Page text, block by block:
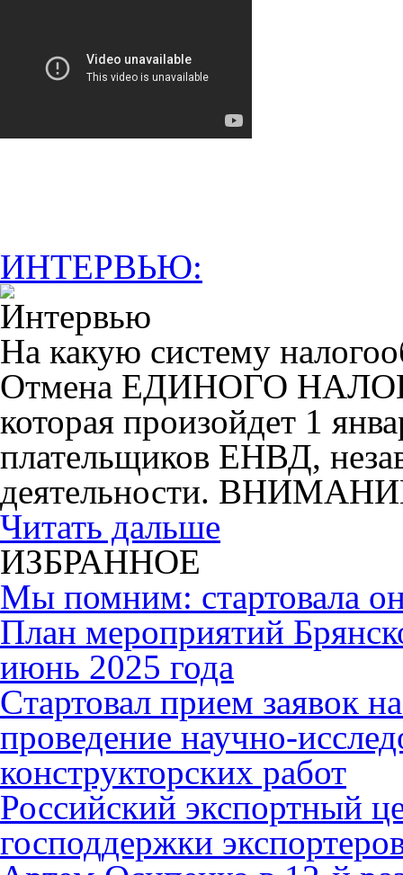
ИНТЕРВЬЮ:
На какую систему
Отмена ЕДИНОГО
которая произойдет 1
плательщиков ЕНВД,
деятельности.
Читать дальше
ИЗБРАННОЕ
Мы помним: стартовала
План мероприятий
июнь 2025 года
Cтартовал прием заявок
проведение научно-
конструкторских работ
Российский экспортный
господдержки